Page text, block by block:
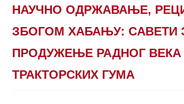
НАУЧНО ОДРЖАВАЊЕ,
ЗБОГОМ ХАБАЊУ: САВЕТИ
ПРОДУЖЕЊЕ РАДНОГ ВЕКА
ТРАКТОРСКИХ ГУМА